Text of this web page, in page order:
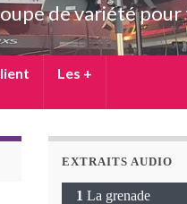
de variété
Les +
EXTRAITS AUDIO
La grenade